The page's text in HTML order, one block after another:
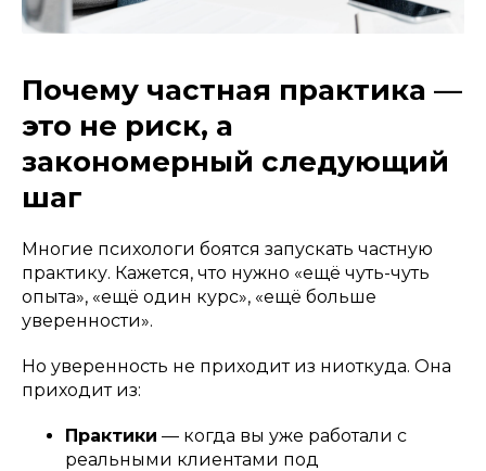
Почему частная практика —
это не риск, а
закономерный следующий
шаг
Многие психологи боятся запускать частную
практику. Кажется, что нужно «ещё чуть-чуть
опыта», «ещё один курс», «ещё больше
уверенности».
Но уверенность не приходит из ниоткуда. Она
приходит из:
Практики — когда вы уже работали с
реальными клиентами под